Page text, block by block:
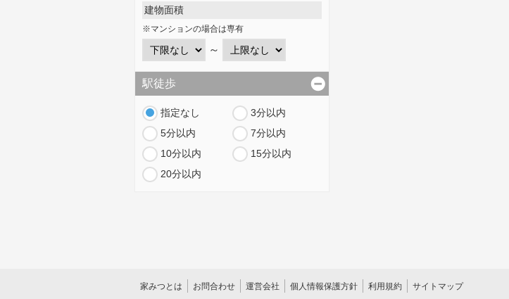
建物面積
※マンションの場合は専有
～
駅徒歩
指定なし
3分以内
5分以内
7分以内
10分以内
15分以内
20分以内
家みつとは お問合わせ 運営会社 個人情報保護方針 利用規約 サイトマップ